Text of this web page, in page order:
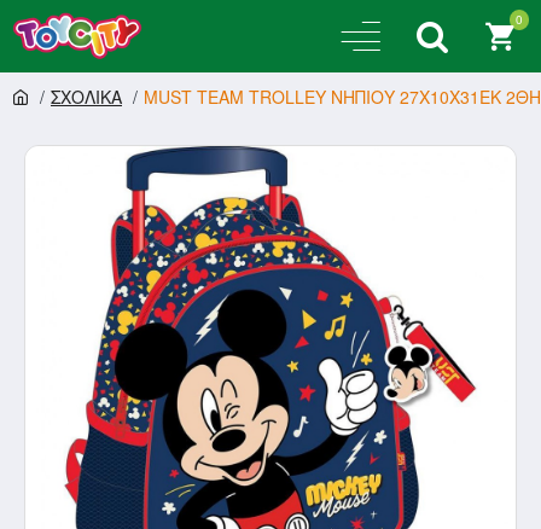
0
ΣΧΟΛΙΚΑ MUST TEAM TROLLEY ΝΗΠΙΟΥ 27Χ10Χ31ΕΚ